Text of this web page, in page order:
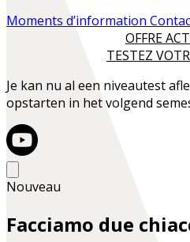
Moments d’information
OFFRE
TESTEZ
Je kan nu al een niveautest
opstarten in het volgend
Nouveau
Facciamo due